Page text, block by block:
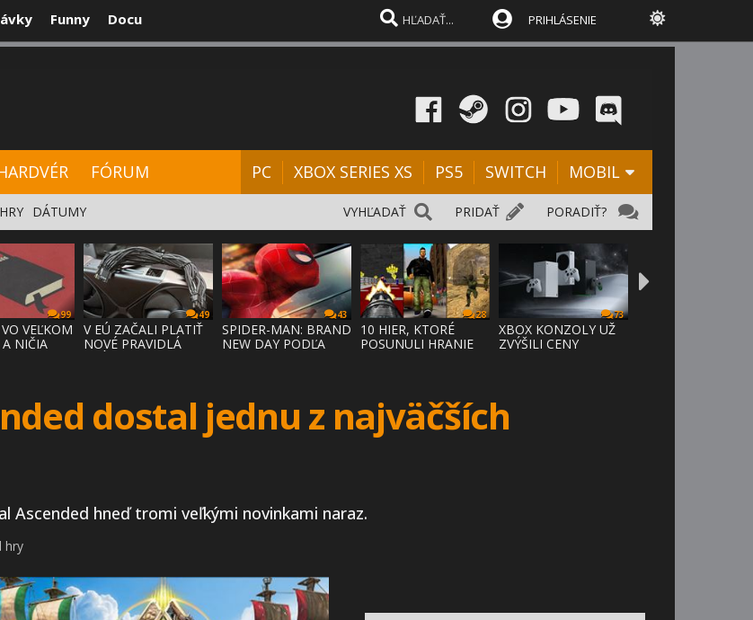
Funny Docu PRIHLÁSENIE
FÓRUM PC XBOX SERIES XS PS5 SWITCH MOBIL
PORADIŤ?
PRIDAŤ
VYHĽADAŤ
DÁTUMY
99
VEĽKOM
A NIČIA
49
V EÚ ZAČALI PLATIŤ
NOVÉ PRAVIDLÁ
43
SPIDER-MAN: BRAND
NEW DAY PODĽA
28
10 HIER, KTORÉ
POSUNULI HRANIE
73
XBOX KONZOLY UŽ
ZVÝŠILI CENY
dostal jednu z najväčších
Ascended hneď tromi veľkými novinkami naraz.
hry